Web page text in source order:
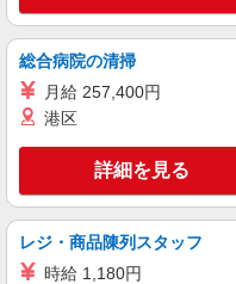
総合病院の清掃
月給 257,400円
港区
詳細を見る
レジ・商品陳列スタッフ
時給 1,180円